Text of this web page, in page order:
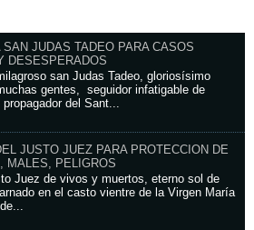
SAN JUDAS TADEO PARA CASOS
DESESPERADOS
san Judas Tadeo, gloriosísimo
gentes, seguidor infatigable de
del Sant...
JUSTO JUEZ PARA PROTECCION DE
MALES, PELIGROS
Juez de vivos y muertos, eterno sol de
en el casto vientre de la Virgen María